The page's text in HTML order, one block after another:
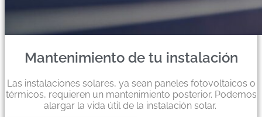
Mantenimiento de tu instalación
Las instalaciones solares, ya sean paneles fotovoltaicos o
térmicos, requieren un mantenimiento posterior. Podemos
alargar la vida útil de la instalación solar.